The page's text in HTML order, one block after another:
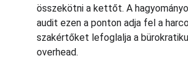
összekötni a kettőt. A
audit ezen a ponton adja fel a
szakértőket lefoglalja a
overhead.